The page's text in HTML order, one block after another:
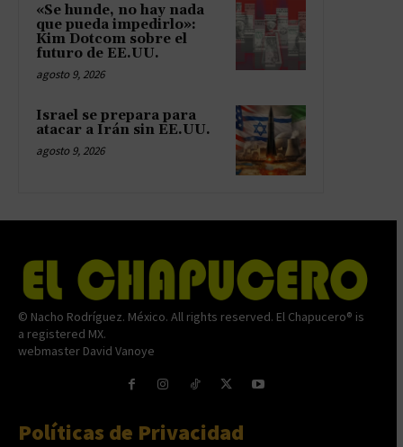
«Se hunde, no hay nada
que pueda impedirlo»:
Kim Dotcom sobre el
futuro de EE.UU.
agosto 9, 2026
Israel se prepara para
atacar a Irán sin EE.UU.
agosto 9, 2026
© Nacho Rodríguez. México. All rights reserved. El Chapucero® is
a registered MX.
webmaster David Vanoye
Políticas de Privacidad